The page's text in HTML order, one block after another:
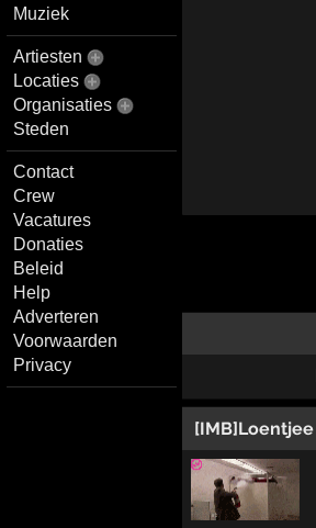
Muziek
Artiesten
Locaties
Organisaties
Steden
Contact
Crew
Vacatures
Donaties
Beleid
Help
Adverteren
Voorwaarden
Privacy
[IMB]Loentjee